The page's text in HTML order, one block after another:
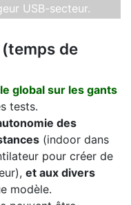
USB-secteur.
de
global sur les gants
tests.
des
(indoor dans
pour créer de
et aux divers
modèle.